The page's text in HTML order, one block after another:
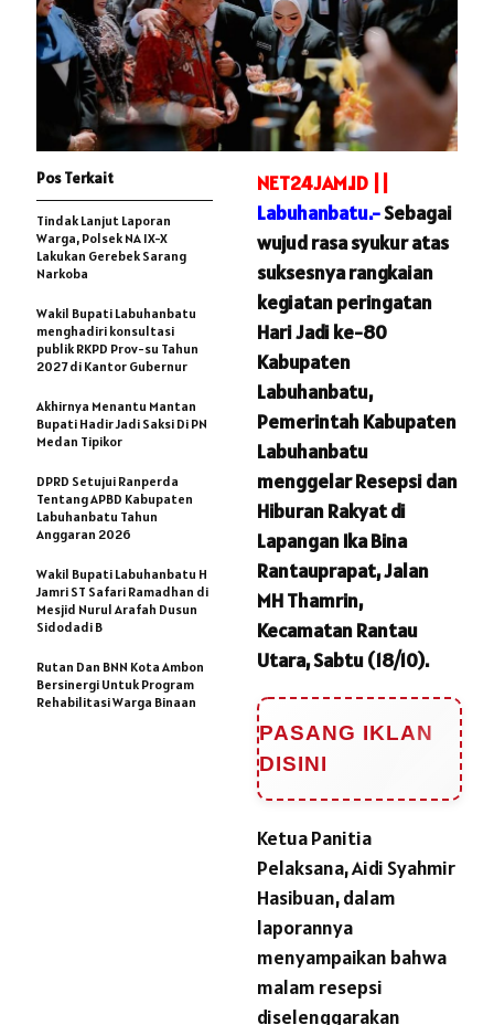
NET24JAM.ID ||
Labuhanbatu.-Sebagai
wujud rasa syukur atas
suksesnya rangkaian
kegiatan peringatan
Hari Jadi ke-80
Kabupaten
Labuhanbatu,
Pemerintah Kabupaten
Labuhanbatu
menggelar Resepsi dan
Hiburan Rakyat di
Lapangan Ika Bina
Rantauprapat, Jalan
MH Thamrin,
Kecamatan Rantau
Utara, Sabtu (18/10).
PASANG IKLAN
DISINI
Ketua Panitia
Pelaksana, Aidi Syahmir
Hasibuan, dalam
laporannya
menyampaikan bahwa
malam resepsi
diselenggarakan
Pos Terkait
Tindak Lanjut Laporan
Warga, Polsek NA IX-X
Lakukan Gerebek Sarang
Narkoba
Wakil Bupati Labuhanbatu
menghadiri konsultasi
publik RKPD Prov-su Tahun
2027 di Kantor Gubernur
Akhirnya Menantu Mantan
Bupati Hadir Jadi Saksi Di PN
Medan Tipikor
DPRD Setujui Ranperda
Tentang APBD Kabupaten
Labuhanbatu Tahun
Anggaran 2026
Wakil Bupati Labuhanbatu H
Jamri ST Safari Ramadhan di
Mesjid Nurul Arafah Dusun
Sidodadi B
Rutan Dan BNN Kota Ambon
Bersinergi Untuk Program
Rehabilitasi Warga Binaan